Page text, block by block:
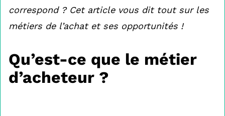
correspond ? Cet article vous dit tout sur les
métiers de l’achat et ses opportunités !
Qu’est-ce que le métier
d’acheteur ?